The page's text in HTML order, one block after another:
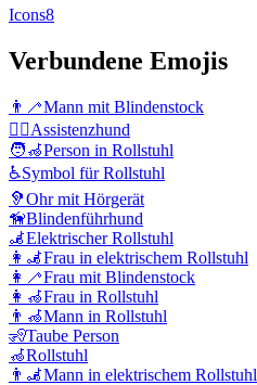
Icons8
Verbundene Emojis
👨‍🦯Mann mit Blindenstock
🐕‍🦺Assistenzhund
🧑‍🦽Person in Rollstuhl
♿Symbol für Rollstuhl
🦻Ohr mit Hörgerät
🦮Blindenführhund
🦼Elektrischer Rollstuhl
👩‍🦼Frau in elektrischem Rollstuhl
👩‍🦯Frau mit Blindenstock
👩‍🦽Frau in Rollstuhl
👨‍🦽Mann in Rollstuhl
🧏Taube Person
🦽Rollstuhl
👨‍🦼Mann in elektrischem Rollstuhl